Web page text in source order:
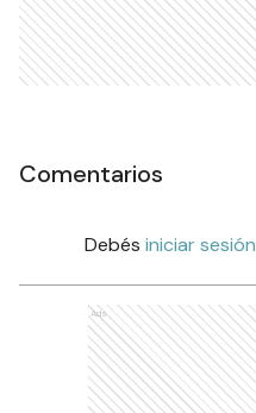
Comentarios
Debés iniciar sesión
Ads